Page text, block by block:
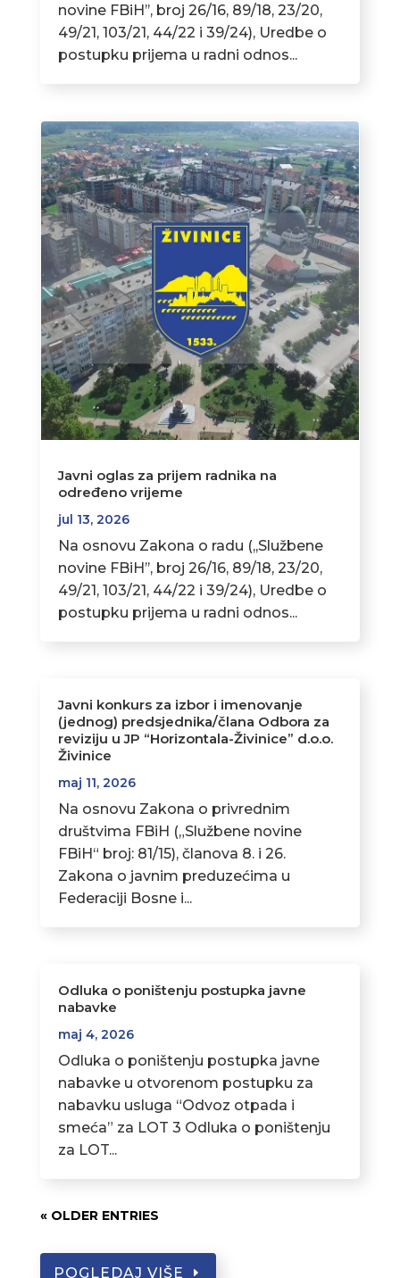
novine FBiH’’, broj 26/16, 89/18, 23/20,
49/21, 103/21, 44/22 i 39/24), Uredbe o
postupku prijema u radni odnos...
Javni oglas za prijem radnika na
određeno vrijeme
jul 13, 2026
Na osnovu Zakona o radu (,,Službene
novine FBiH’’, broj 26/16, 89/18, 23/20,
49/21, 103/21, 44/22 i 39/24), Uredbe o
postupku prijema u radni odnos...
Javni konkurs za izbor i imenovanje
(jednog) predsjednika/člana Odbora za
reviziju u JP “Horizontala-Živinice” d.o.o.
Živinice
maj 11, 2026
Na osnovu Zakona o privrednim
društvima FBiH („Službene novine
FBiH“ broj: 81/15), članova 8. i 26.
Zakona o javnim preduzećima u
Federaciji Bosne i...
Odluka o poništenju postupka javne
nabavke
maj 4, 2026
Odluka o poništenju postupka javne
nabavke u otvorenom postupku za
nabavku usluga “Odvoz otpada i
smeća” za LOT 3 Odluka o poništenju
za LOT...
« OLDER ENTRIES
POGLEDAJ VIŠE